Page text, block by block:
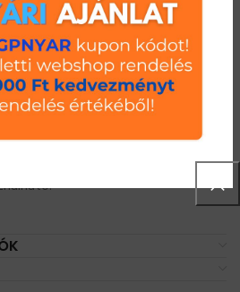
polc összeszerelés videós
salgó oszlophoz. A műanyag
tetejéreTalpként és oszlop záró